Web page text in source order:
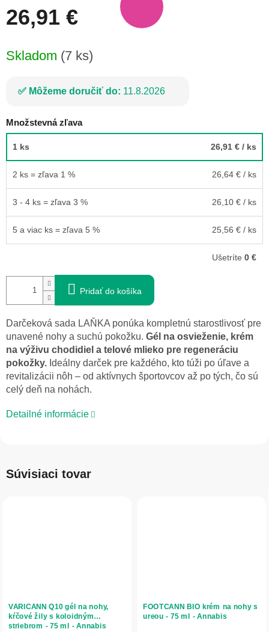
26,91 €
cena:
Skladom (7 ks)
Môžeme doručiť do: 11.8.2026
Množstevná zľava
1 ks 26,91 € / ks
2 ks = zľava 1 % 26,64 € / ks
3 - 4 ks = zľava 3 % 26,10 € / ks
5 a viac ks = zľava 5 % 25,56 € / ks
Ušetríte 0 €
Pridať do košíka
Darčeková sada LAŇKA ponúka kompletnú starostlivosť pre
unavené nohy a suchú pokožku. Gél na osvieženie, krém
na výživu chodidiel a telové mlieko pre regeneráciu
pokožky. Ideálny darček pre každého, kto túži po úľave a
revitalizácii nôh – od aktívnych športovcov až po tých, čo sú
celý deň na nohách.
Detailné informácie
Súvisiaci tovar
VARICANN Q10 gél na nohy,
kŕčové žily s koloidným
striebrom - 75 ml - Annabis
FOOTCANN BIO krém na nohy s
ureou - 75 ml - Annabis